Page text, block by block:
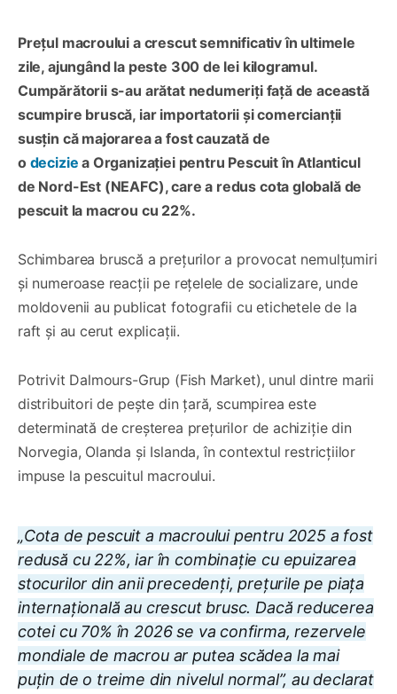
Prețul macroului a crescut semnificativ în ultimele
zile, ajungând la peste 300 de lei kilogramul.
Cumpărătorii s-au arătat nedumeriți față de această
scumpire bruscă, iar importatorii și comercianții
susțin că majorarea a fost cauzată de
o decizie a Organizației pentru Pescuit în Atlanticul
de Nord-Est (NEAFC), care a redus cota globală de
pescuit la macrou cu 22%.
Schimbarea bruscă a prețurilor a provocat nemulțumiri
și numeroase reacții pe rețelele de socializare, unde
moldovenii au publicat fotografii cu etichetele de la
raft și au cerut explicații.
Potrivit Dalmours-Grup (Fish Market), unul dintre marii
distribuitori de pește din țară, scumpirea este
determinată de creșterea prețurilor de achiziție din
Norvegia, Olanda și Islanda, în contextul restricțiilor
impuse la pescuitul macroului.
„Cota de pescuit a macroului pentru 2025 a fost
redusă cu 22%, iar în combinație cu epuizarea
stocurilor din anii precedenți, prețurile pe piața
internațională au crescut brusc. Dacă reducerea
cotei cu 70% în 2026 se va confirma, rezervele
mondiale de macrou ar putea scădea la mai
puțin de o treime din nivelul normal”, au declarat